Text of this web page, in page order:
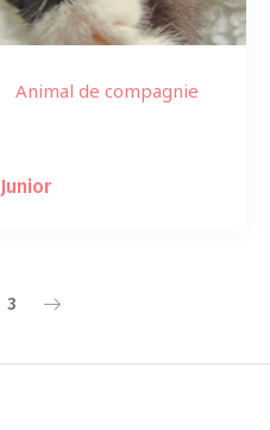
Animal de compagnie
Junior
3